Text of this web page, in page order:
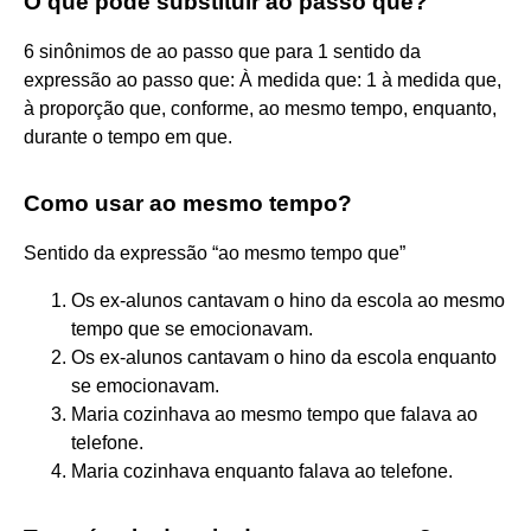
6 sinônimos de ao passo que para 1 sentido da
expressão ao passo que: À medida que: 1 à medida que,
à proporção que, conforme, ao mesmo tempo, enquanto,
durante o tempo em que.
Como usar ao mesmo tempo?
Sentido da expressão “ao mesmo tempo que”
Os ex-alunos cantavam o hino da escola ao mesmo
tempo que se emocionavam.
Os ex-alunos cantavam o hino da escola enquanto
se emocionavam.
Maria cozinhava ao mesmo tempo que falava ao
telefone.
Maria cozinhava enquanto falava ao telefone.